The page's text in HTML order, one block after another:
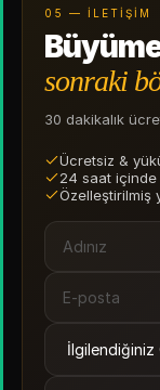
05 — İLETIŞIM
sonraki
30 dakikalık
Ücretsiz &
24 saat içinde
Özelleştirilmiş